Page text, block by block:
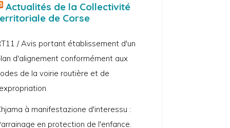
Actualités de la Collectivité
de Corse
/ Avis portant établissement d'un
d'alignement conformément aux
de la voirie routière et de
à manifestazione d'interessu :
en protection de l'enfance.